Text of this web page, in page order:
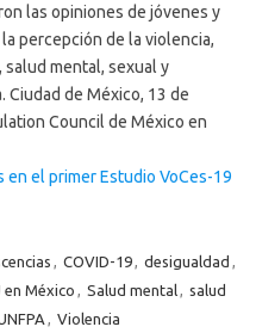
las opiniones de jóvenes y
percepción de la violencia,
mental, sexual y
Ciudad de México, 13 de
Council de México en
en el primer Estudio VoCes-19
, COVID-19, desigualdad ,
en México , Salud mental, salud
, Violencia